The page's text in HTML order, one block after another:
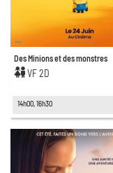
Des Minions et des monstres
VF 2D
14h00, 16h30